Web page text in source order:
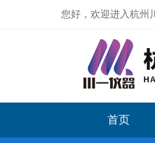
您好，欢迎进入杭州
首页